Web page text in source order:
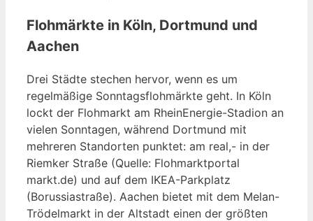
Flohmärkte in Köln, Dortmund und
Aachen
Drei Städte stechen hervor, wenn es um
regelmäßige Sonntagsflohmärkte geht. In Köln
lockt der Flohmarkt am RheinEnergie-Stadion an
vielen Sonntagen, während Dortmund mit
mehreren Standorten punktet: am real,- in der
Riemker Straße (Quelle: Flohmarktportal
markt.de) und auf dem IKEA-Parkplatz
(Borussiastraße). Aachen bietet mit dem Melan-
Trödelmarkt in der Altstadt einen der größten